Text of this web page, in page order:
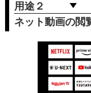
用途２
ネット動画の閲